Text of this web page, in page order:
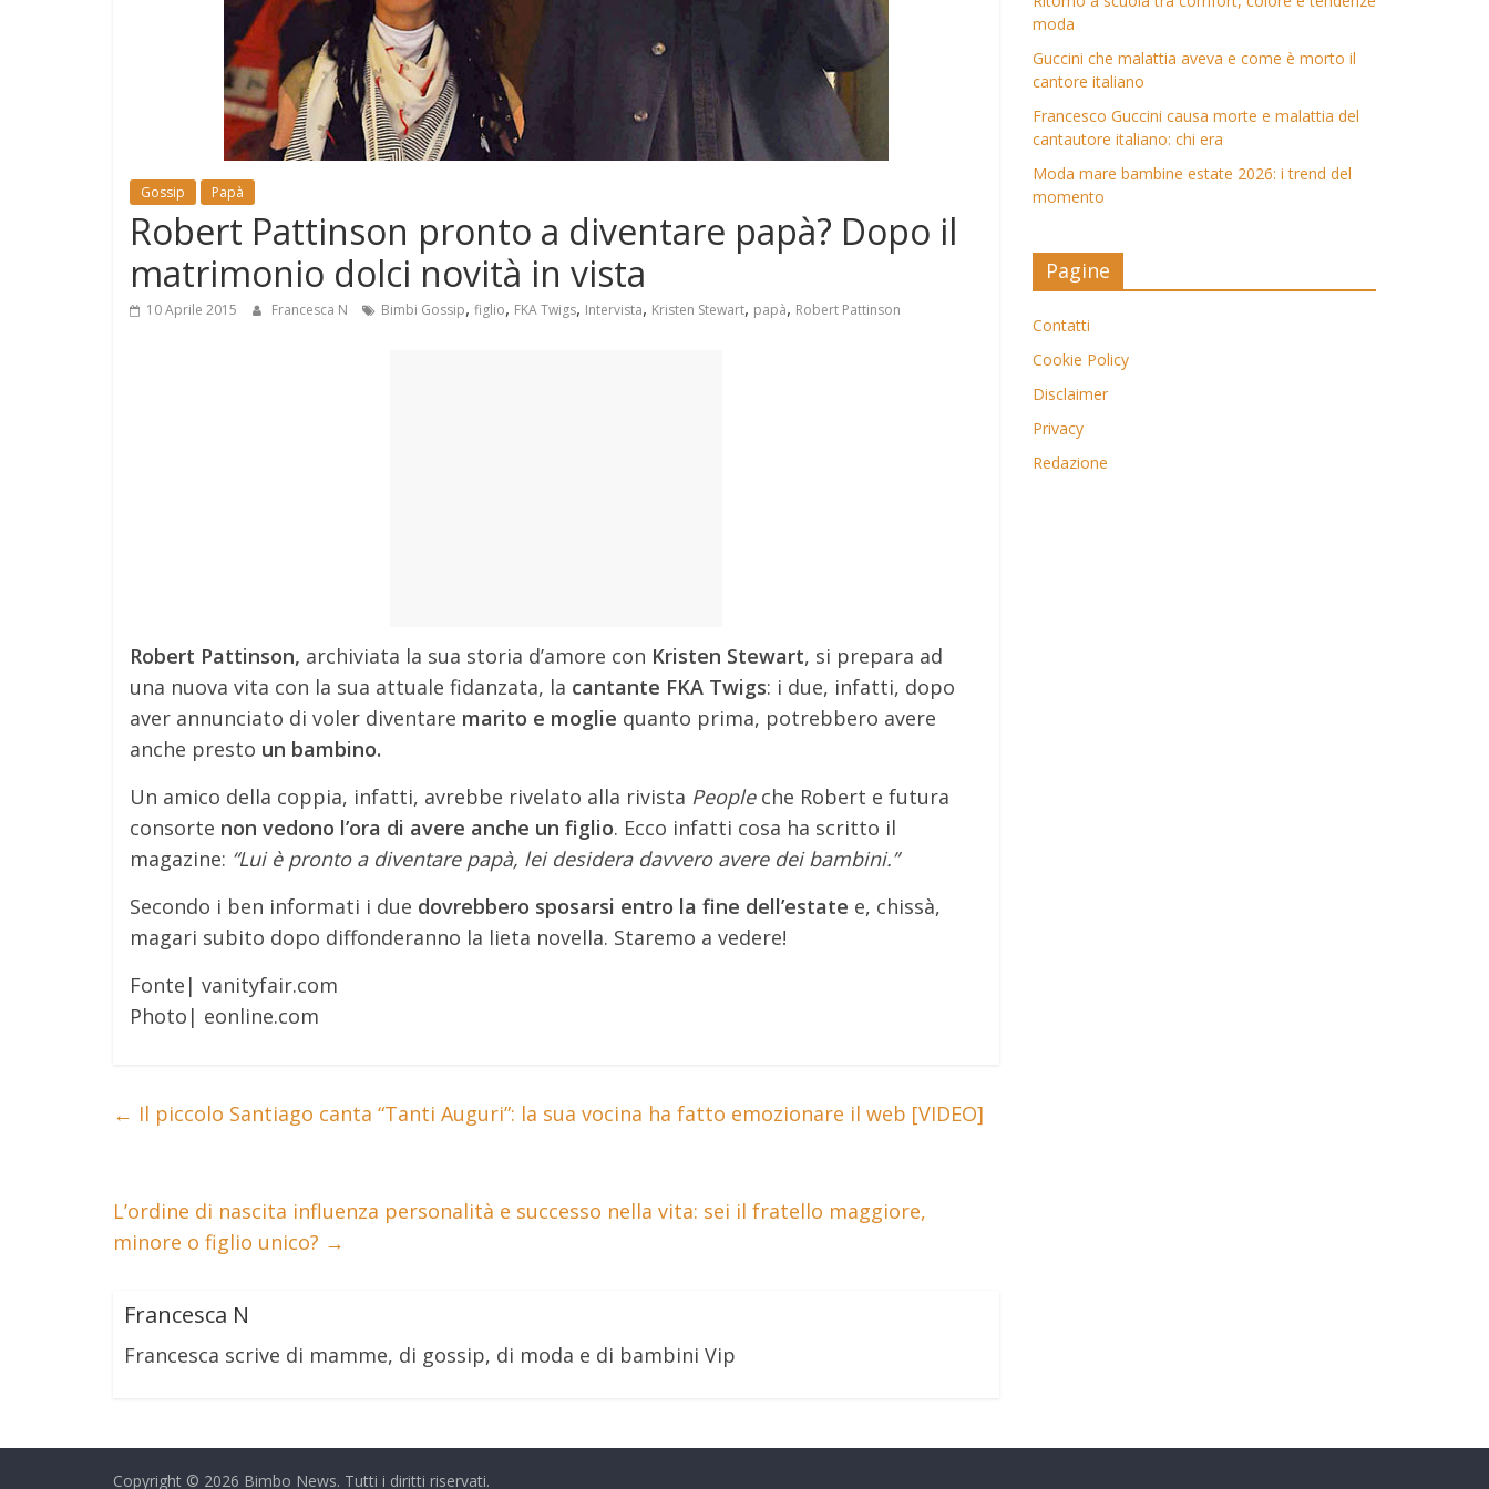
Gossip Papà
Robert Pattinson pronto a diventare papà? Dopo il
matrimonio dolci novità in vista
10 Aprile 2015 Francesca N Bimbi Gossip, figlio, FKA Twigs, Intervista, Kristen Stewart, papà, Robert Pattinson
Robert Pattinson, archiviata la sua storia d’amore con Kristen Stewart, si prepara ad
una nuova vita con la sua attuale fidanzata, la cantante FKA Twigs: i due, infatti, dopo
aver annunciato di voler diventare marito e moglie quanto prima, potrebbero avere
anche presto un bambino.
Un amico della coppia, infatti, avrebbe rivelato alla rivista Peopleche Robert e futura
consorte non vedono l’ora di avere anche un figlio. Ecco infatti cosa ha scritto il
magazine: “Lui è pronto a diventare papà, lei desidera davvero avere dei bambini.”
Secondo i ben informati i due dovrebbero sposarsi entro la fine dell’estate e, chissà,
magari subito dopo diffonderanno la lieta novella. Staremo a vedere!
Fonte| vanityfair.com
Photo| eonline.com
← Il piccolo Santiago canta “Tanti Auguri”: la sua vocina ha fatto emozionare il web [VIDEO]
L’ordine di nascita influenza personalità e successo nella vita: sei il fratello maggiore,
minore o figlio unico? →
Francesca N
Francesca scrive di mamme, di gossip, di moda e di bambini Vip
moda
Guccini che malattia aveva e come è morto il
cantore italiano
Francesco Guccini causa morte e malattia del
cantautore italiano: chi era
Moda mare bambine estate 2026: i trend del
momento
Pagine
Contatti
Cookie Policy
Disclaimer
Privacy
Redazione
Copyright © 2026 Bimbo News. Tutti i diritti riservati.